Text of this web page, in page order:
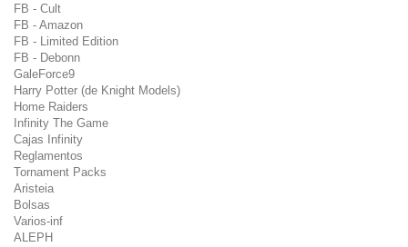
FB - Cult
FB - Amazon
FB - Limited Edition
FB - Debonn
GaleForce9
Harry Potter (de Knight Models)
Home Raiders
Infinity The Game
Cajas Infinity
Reglamentos
Tornament Packs
Aristeia
Bolsas
Varios-inf
ALEPH